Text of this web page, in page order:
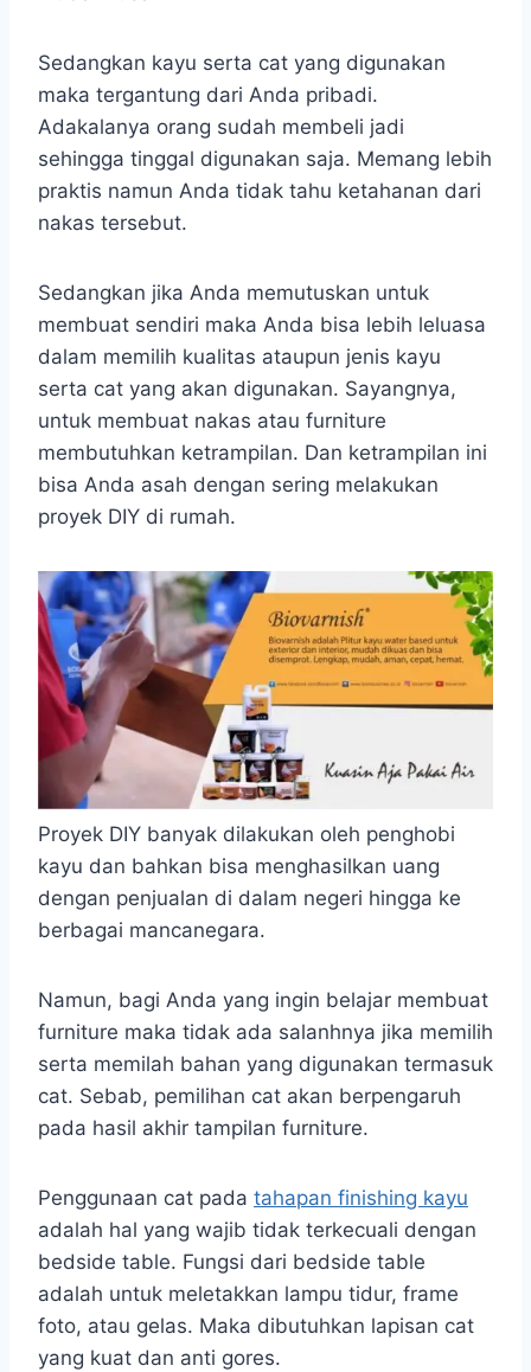
Sedangkan kayu serta cat yang digunakan
maka tergantung dari Anda pribadi.
Adakalanya orang sudah membeli jadi
sehingga tinggal digunakan saja. Memang lebih
praktis namun Anda tidak tahu ketahanan dari
nakas tersebut.
Sedangkan jika Anda memutuskan untuk
membuat sendiri maka Anda bisa lebih leluasa
dalam memilih kualitas ataupun jenis kayu
serta cat yang akan digunakan. Sayangnya,
untuk membuat nakas atau furniture
membutuhkan ketrampilan. Dan ketrampilan ini
bisa Anda asah dengan sering melakukan
proyek DIY di rumah.
Proyek DIY banyak dilakukan oleh penghobi
kayu dan bahkan bisa menghasilkan uang
dengan penjualan di dalam negeri hingga ke
berbagai mancanegara.
Namun, bagi Anda yang ingin belajar membuat
furniture maka tidak ada salanhnya jika memilih
serta memilah bahan yang digunakan termasuk
cat. Sebab, pemilihan cat akan berpengaruh
pada hasil akhir tampilan furniture.
Penggunaan cat pada tahapan finishing kayu
adalah hal yang wajib tidak terkecuali dengan
bedside table. Fungsi dari bedside table
adalah untuk meletakkan lampu tidur, frame
foto, atau gelas. Maka dibutuhkan lapisan cat
yang kuat dan anti gores.